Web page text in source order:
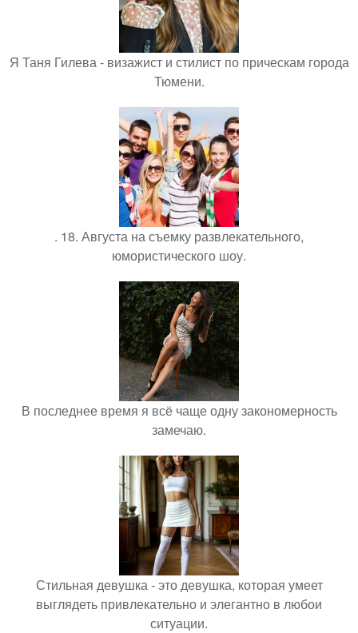
Я Таня Гилева - визажист и стилист по прическам города
Тюмени.
. 18. Августа на съемку развлекательного,
юмористического шоу.
В последнее время я всё чаще одну закономерность
замечаю.
Стильная девушка - это девушка, которая умеет
выглядеть привлекательно и элегантно в любои
ситуации.